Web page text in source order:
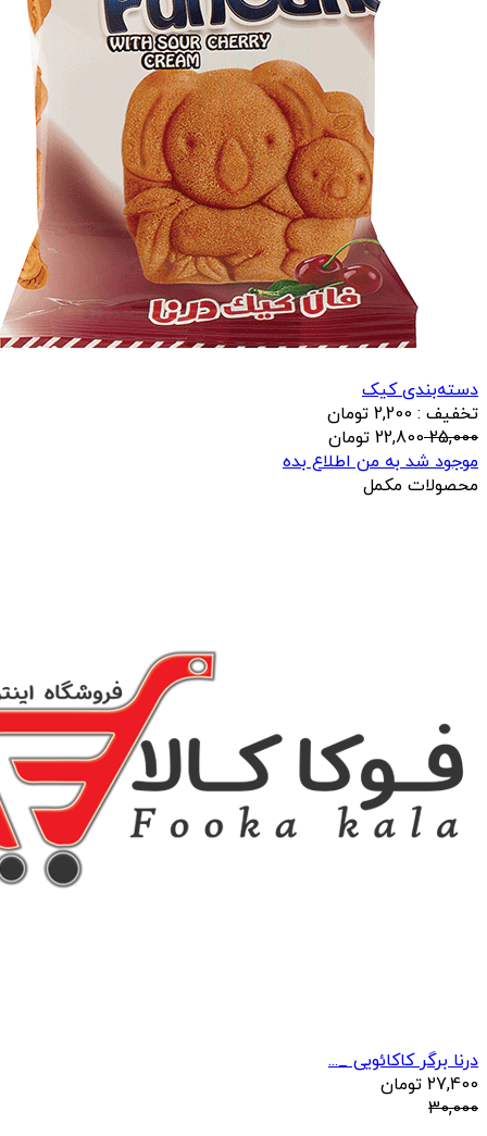
دسته‌بندی کیک
تخفیف : 2,200 تومان
25,000
22,800 تومان
موجود شد به من اطلاع بده
محصولات مکمل
درنا برگر کاکائویی _...
27,400 تومان
30,000